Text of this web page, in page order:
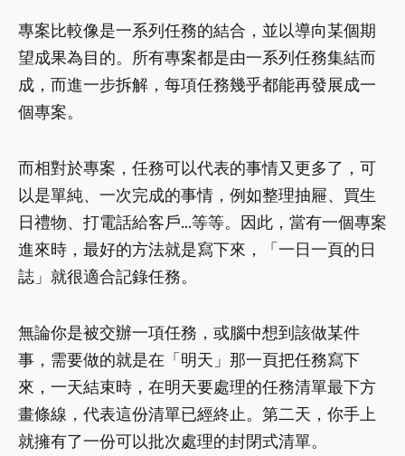
專案比較像是一系列任務的結合，並以導向某個期
望成果為目的。所有專案都是由一系列任務集結而
成，而進一步拆解，每項任務幾乎都能再發展成一
個專案。
而相對於專案，任務可以代表的事情又更多了，可
以是單純、一次完成的事情，例如整理抽屜、買生
日禮物、打電話給客戶...等等。因此，當有一個專案
進來時，最好的方法就是寫下來，「一日一頁的日
誌」就很適合記錄任務。
無論你是被交辦一項任務，或腦中想到該做某件
事，需要做的就是在「明天」那一頁把任務寫下
來，一天結束時，在明天要處理的任務清單最下方
畫條線，代表這份清單已經終止。第二天，你手上
就擁有了一份可以批次處理的封閉式清單。